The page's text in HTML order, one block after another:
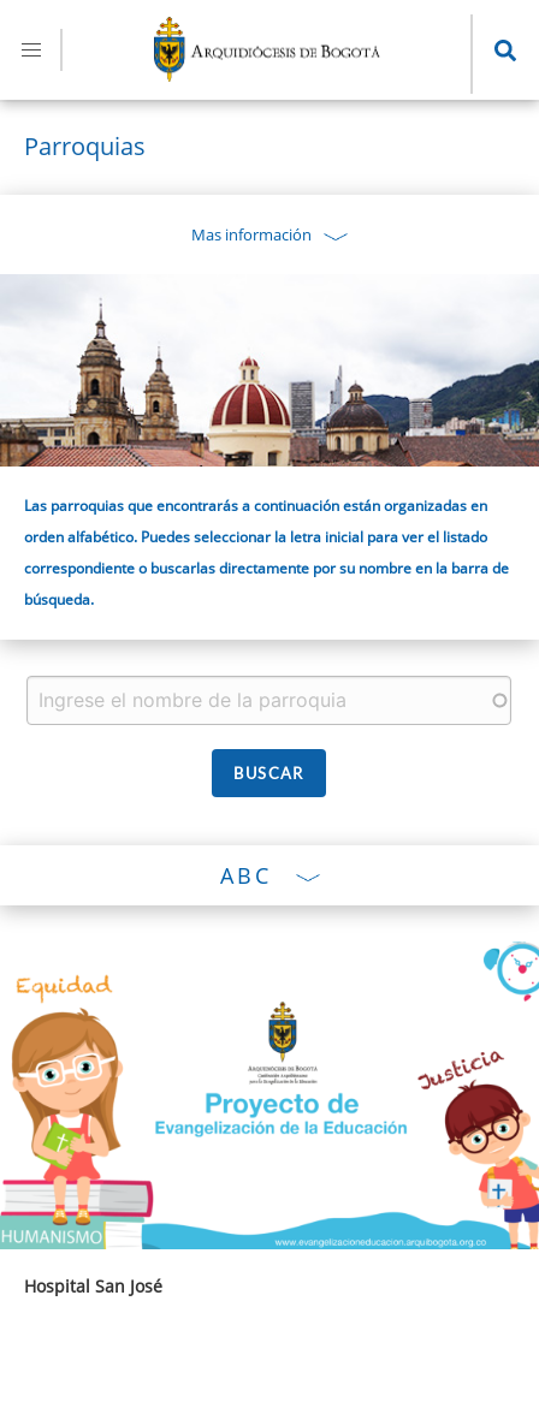
contenido
principal
Parroquias
Mas información
Las parroquias que encontrarás a continuación están organizadas en
orden alfabético. Puedes seleccionar la letra inicial para ver el listado
correspondiente o buscarlas directamente por su nombre en la barra de
búsqueda.
ABC
Hospital San José